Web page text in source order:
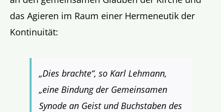
das Agieren im Raum einer Hermeneutik der
Kontinuität:
„Dies brachte“, so Karl Lehmann,
„eine Bindung der Gemeinsamen
Synode an Geist und Buchstaben des